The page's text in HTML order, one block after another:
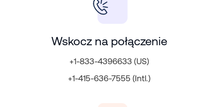
Wskocz na połączenie
+1-833-4396633 (US)
+1-415-636-7555 (Intl.)